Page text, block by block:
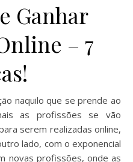
Ganhar
– 7
naquilo que se prende ao
as profissões se vão
serem realizadas online,
lado, com o exponencial
novas profissões, onde as